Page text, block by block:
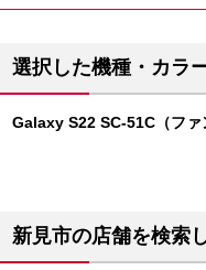
選択した機種・カラ
Galaxy S22 SC-51C（ファ
新見市の店舗を検索